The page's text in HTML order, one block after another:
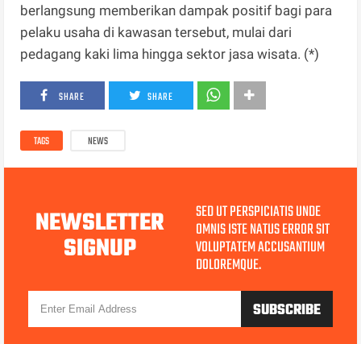
berlangsung memberikan dampak positif bagi para
pelaku usaha di kawasan tersebut, mulai dari
pedagang kaki lima hingga sektor jasa wisata. (*)
SHARE SHARE
TAGS NEWS
NEWSLETTER
SIGNUP
SED UT PERSPICIATIS UNDE
OMNIS ISTE NATUS ERROR SIT
VOLUPTATEM ACCUSANTIUM
DOLOREMQUE.